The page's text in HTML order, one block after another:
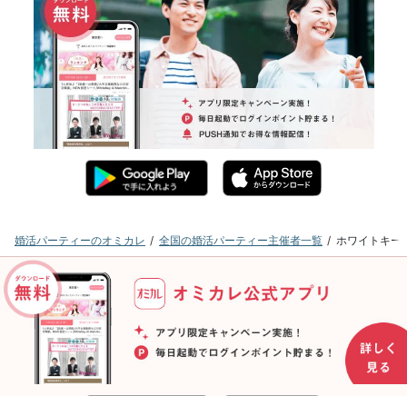
婚活パーティーのオミカレ 全国の婚活パーティー主催者一覧 ホワイトキー